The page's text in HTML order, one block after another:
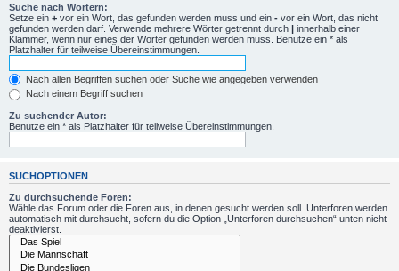
Suche nach Wörtern:
Setze ein + vor ein Wort, das gefunden werden muss und ein - vor ein Wort, das nicht
gefunden werden darf. Verwende mehrere Wörter getrennt durch | innerhalb einer
Klammer, wenn nur eines der Wörter gefunden werden muss. Benutze ein * als
Platzhalter für teilweise Übereinstimmungen.
Nach allen Begriffen suchen oder Suche wie angegeben verwenden
Nach einem Begriff suchen
Zu suchender Autor:
Benutze ein * als Platzhalter für teilweise Übereinstimmungen.
SUCHOPTIONEN
Zu durchsuchende Foren:
Wähle das Forum oder die Foren aus, in denen gesucht werden soll. Unterforen werden
automatisch mit durchsucht, sofern du die Option „Unterforen durchsuchen“ unten nicht
deaktivierst.